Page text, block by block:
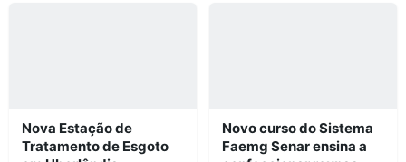
Nova Estação de
Tratamento de Esgoto
Novo curso do Sistema
Faemg Senar ensina a